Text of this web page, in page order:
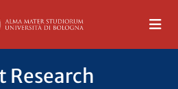
Research